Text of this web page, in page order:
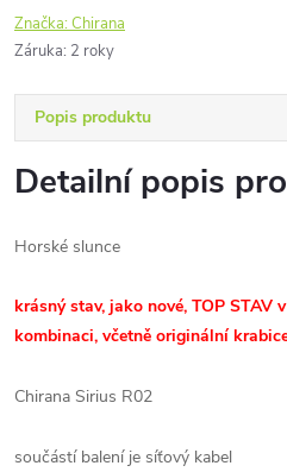
Značka:Chirana
Záruka: 2 roky
Popis produktu
Detailní popis
Horské slunce
krásný stav, jako nové, TOP STAV
kombinaci, včetně originální
Chirana Sirius R02
součástí balení je síťový kabel